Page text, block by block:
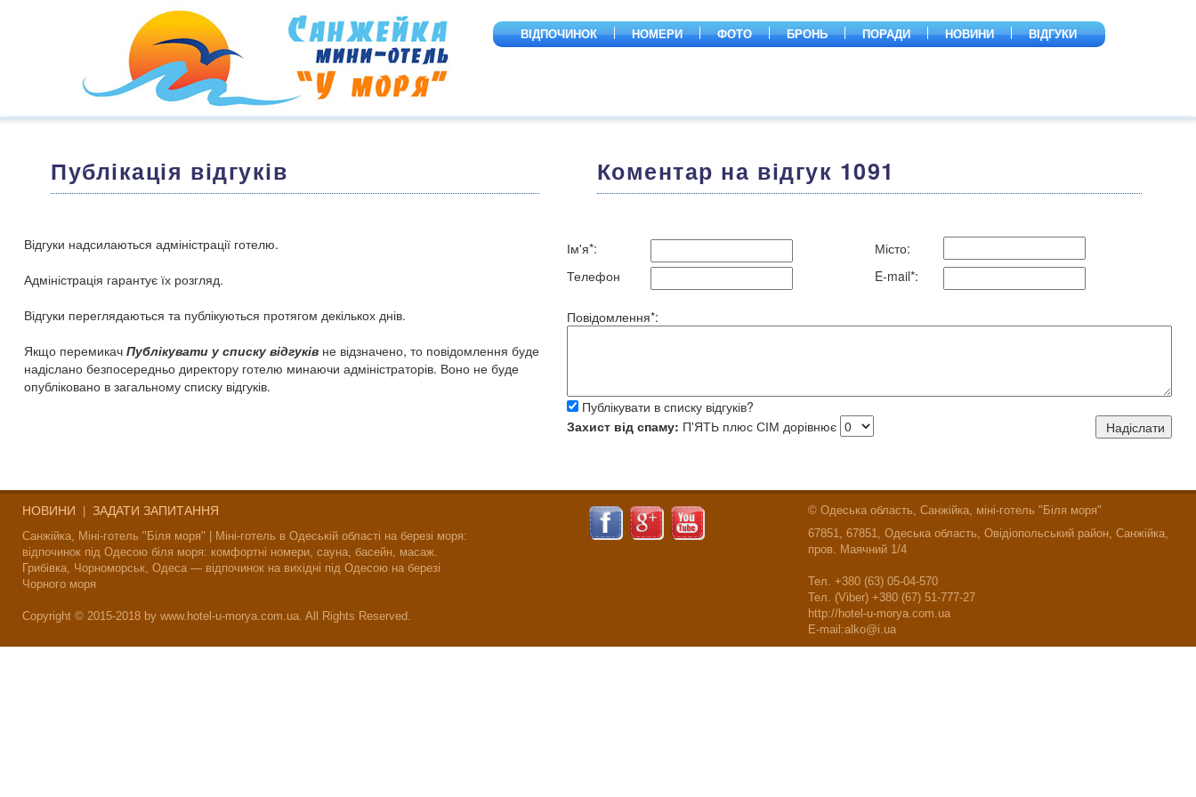
ВІДПОЧИНOК НОМЕРИ ФОТО БРОНЬ ПОРАДИ НОВИНИ ВІДГУКИ
Публікація відгуків
Відгуки надсилаються адміністрації готелю.
Адміністрація гарантує їх розгляд.
Відгуки переглядаються та публікуються протягом декількох днів.
Якщо перемикач Публікувати у списку відгуківне відзначено, то повідомлення буде
надіслано безпосередньо директору готелю минаючи адміністраторів. Воно не буде
опубліковано в загальному списку відгуків.
Коментар на відгук 1091
Ім'я*:
Місто:
Телефон
E-mail*:
Повідомлення*:
Публікувати в списку відгуків?
Захист від спаму: П'ЯТЬплюс СІМ дорівнює
НОВИНИ ЗАДАТИ ЗАПИТАННЯ
Санжійка, Міні-готель "Біля моря" | Міні-готель в Одеській області на березі моря:
відпочинок під Одесою біля моря: комфортні номери, сауна, басейн, масаж.
Грибівка, Чорноморськ, Одеса — відпочинок на вихідні під Одесою на березі
Чорного моря
Copyright © 2015-2018 by www.hotel-u-morya.com.ua. All Rights Reserved.
© Одеська область, Санжійка, міні-готель "Біля моря"
67851, 67851, Одеська область, Овідіопольський район, Санжійка,
пров. Маячний 1/4
Тел. +380 (63) 05-04-570
Тел. (Viber) +380 (67) 51-777-27
http://hotel-u-morya.com.ua
E-mail:alko@i.ua